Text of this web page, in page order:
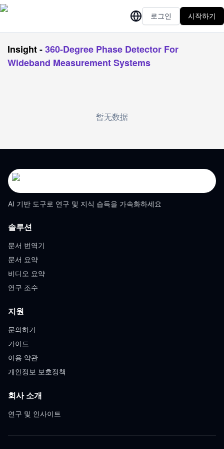
로그인 시작하기
Insight-360-Degree Phase Detector For
Wideband Measurement Systems
暂无数据
AI 기반 도구로 연구 및 지식 습득을 가속화하세요
솔루션
문서 번역기
문서 요약
비디오 요약
연구 조수
지원
문의하기
가이드
이용 약관
개인정보 보호정책
회사 소개
연구 및 인사이트